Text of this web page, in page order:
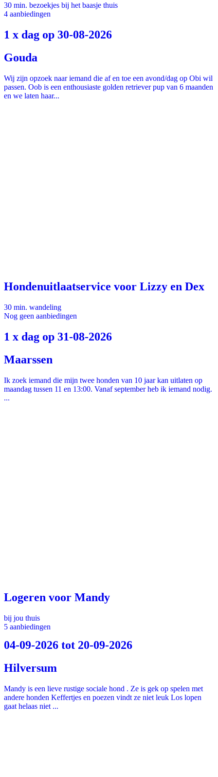
30 min. bezoekjes bij het baasje thuis
4 aanbiedingen
1 x dag op 30-08-2026
Gouda
Wij zijn opzoek naar iemand die af en toe een avond/dag op Obi wil
passen. Oob is een enthousiaste golden retriever pup van 6 maanden
en we laten haar...
Hondenuitlaatservice voor Lizzy en Dex
30 min. wandeling
Nog geen aanbiedingen
1 x dag op 31-08-2026
Maarssen
Ik zoek iemand die mijn twee honden van 10 jaar kan uitlaten op
maandag tussen 11 en 13:00. Vanaf september heb ik iemand nodig.
...
Logeren voor Mandy
bij jou thuis
5 aanbiedingen
04-09-2026 tot 20-09-2026
Hilversum
Mandy is een lieve rustige sociale hond . Ze is gek op spelen met
andere honden Keffertjes en poezen vindt ze niet leuk Los lopen
gaat helaas niet ...